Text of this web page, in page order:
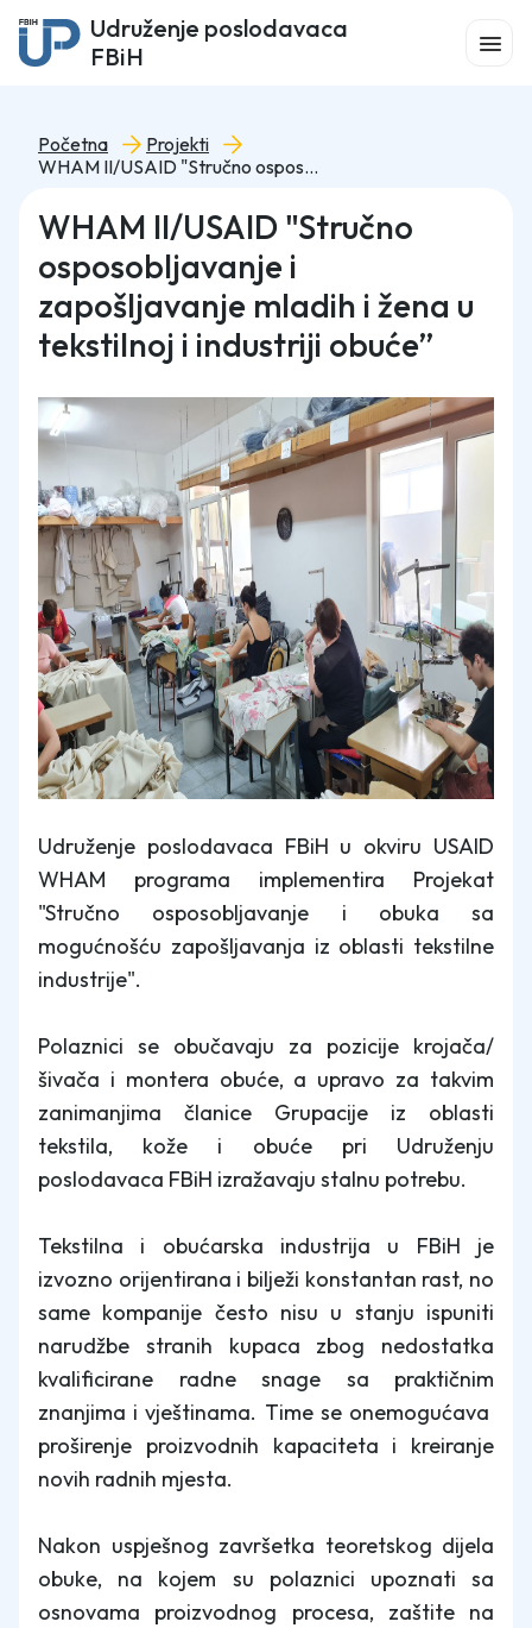
Udruženje poslodavaca
FBiH
Početna
Projekti
WHAM II/USAID "Stručno osposobljavanje i zapošljavanje mladih i žena u tekstilnoj i industriji obuće”
WHAM II/USAID "Stručno
osposobljavanje i
zapošljavanje mladih i žena u
tekstilnoj i industriji obuće”
Udruženje poslodavaca FBiH u okviru USAID
WHAM programa implementira Projekat
"Stručno osposobljavanje i obuka sa
mogućnošću zapošljavanja iz oblasti tekstilne
industrije".
Polaznici se obučavaju za pozicije krojača/
šivača i montera obuće, a upravo za takvim
zanimanjima članice Grupacije iz oblasti
tekstila, kože i obuće pri Udruženju
poslodavaca FBiH izražavaju stalnu potrebu.
Tekstilna i obućarska industrija u FBiH je
izvozno orijentirana i bilježi konstantan rast, no
same kompanije često nisu u stanju ispuniti
narudžbe stranih kupaca zbog nedostatka
kvalificirane radne snage sa praktičnim
znanjima i vještinama. Time se onemogućava
proširenje proizvodnih kapaciteta i kreiranje
novih radnih mjesta.
Nakon uspješnog završetka teoretskog dijela
obuke, na kojem su polaznici upoznati sa
osnovama proizvodnog procesa, zaštite na